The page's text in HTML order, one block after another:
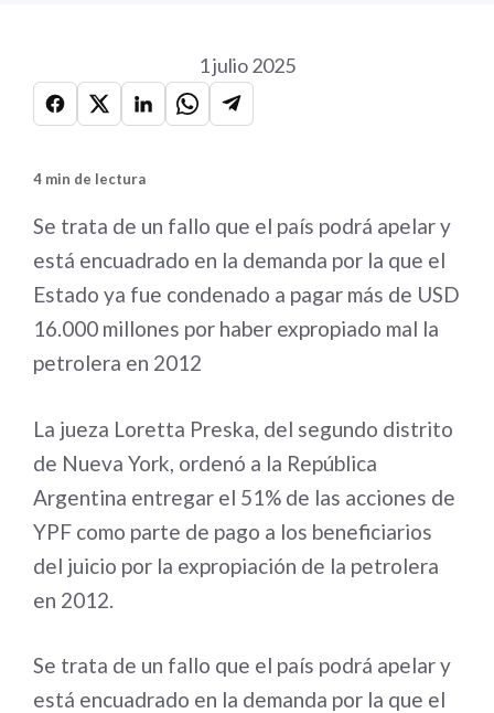
1 julio 2025
4 min de lectura
Se trata de un fallo que el país podrá apelar y
está encuadrado en la demanda por la que el
Estado ya fue condenado a pagar más de USD
16.000 millones por haber expropiado mal la
petrolera en 2012
La jueza Loretta Preska, del segundo distrito
de Nueva York, ordenó a la República
Argentina entregar el 51% de las acciones de
YPF como parte de pago a los beneficiarios
del juicio por la expropiación de la petrolera
en 2012.
Se trata de un fallo que el país podrá apelar y
está encuadrado en la demanda por la que el